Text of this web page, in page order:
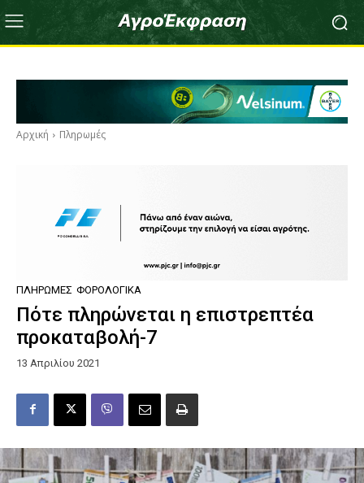
Αρχική Πληρωμές
ΠΛΗΡΩΜΈΣ ΦΟΡΟΛΟΓΙΚΆ
Πότε πληρώνεται η επιστρεπτέα
προκαταβολή-7
13 Απριλίου 2021